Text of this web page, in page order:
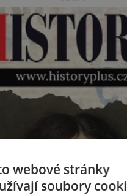
Velikostně […]
webové stránky
soubory